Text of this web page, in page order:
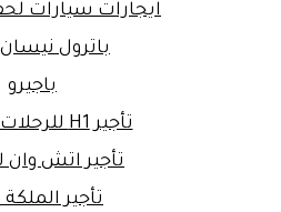
ايجارات سيارات
باترول نيسان
باجيرو
تأجير H1 للرحلات العائلية
تأجير اتش وان
تأجير الملكة